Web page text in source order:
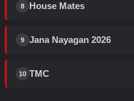
8 House Mates
9 Jana Nayagan 2026
10 TMC